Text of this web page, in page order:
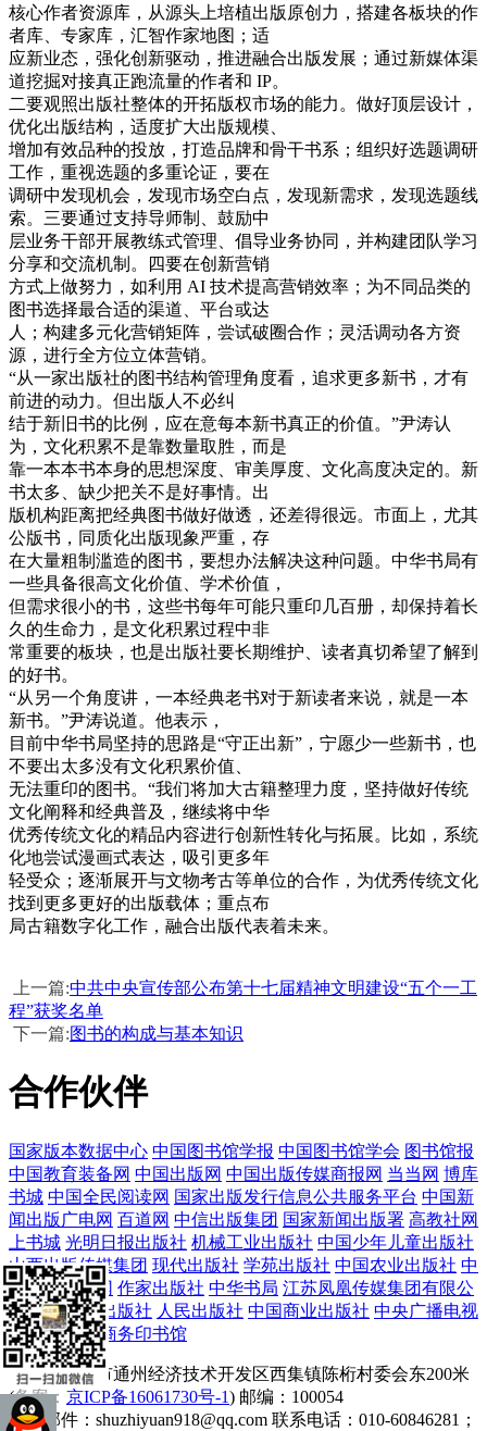
核心作者资源库，从源头上培植出版原创力，搭建各板块的作
者库、专家库，汇智作家地图；适
应新业态，强化创新驱动，推进融合出版发展；通过新媒体渠
道挖掘对接真正跑流量的作者和 IP。
二要观照出版社整体的开拓版权市场的能力。做好顶层设计，
优化出版结构，适度扩大出版规模、
增加有效品种的投放，打造品牌和骨干书系；组织好选题调研
工作，重视选题的多重论证，要在
调研中发现机会，发现市场空白点，发现新需求，发现选题线
索。三要通过支持导师制、鼓励中
层业务干部开展教练式管理、倡导业务协同，并构建团队学习
分享和交流机制。四要在创新营销
方式上做努力，如利用 AI 技术提高营销效率；为不同品类的
图书选择最合适的渠道、平台或达
人；构建多元化营销矩阵，尝试破圈合作；灵活调动各方资
源，进行全方位立体营销。
“从一家出版社的图书结构管理角度看，追求更多新书，才有
前进的动力。但出版人不必纠
结于新旧书的比例，应在意每本新书真正的价值。”尹涛认
为，文化积累不是靠数量取胜，而是
靠一本本书本身的思想深度、审美厚度、文化高度决定的。新
书太多、缺少把关不是好事情。出
版机构距离把经典图书做好做透，还差得很远。市面上，尤其
公版书，同质化出版现象严重，存
在大量粗制滥造的图书，要想办法解决这种问题。中华书局有
一些具备很高文化价值、学术价值，
但需求很小的书，这些书每年可能只重印几百册，却保持着长
久的生命力，是文化积累过程中非
常重要的板块，也是出版社要长期维护、读者真切希望了解到
的好书。
“从另一个角度讲，一本经典老书对于新读者来说，就是一本
新书。”尹涛说道。他表示，
目前中华书局坚持的思路是“守正出新”，宁愿少一些新书，也
不要出太多没有文化积累价值、
无法重印的图书。“我们将加大古籍整理力度，坚持做好传统
文化阐释和经典普及，继续将中华
优秀传统文化的精品内容进行创新性转化与拓展。比如，系统
化地尝试漫画式表达，吸引更多年
轻受众；逐渐展开与文物考古等单位的合作，为优秀传统文化
找到更多更好的出版载体；重点布
局古籍数字化工作，融合出版代表着未来。
上一篇:中共中央宣传部公布第十七届精神文明建设“五个一工
程”获奖名单
下一篇:图书的构成与基本知识
合作伙伴
国家版本数据中心 中国图书馆学报 中国图书馆学会 图书馆报
中国教育装备网 中国出版网 中国出版传媒商报网 当当网 博库
书城 中国全民阅读网 国家出版发行信息公共服务平台 中国新
闻出版广电网 百道网 中信出版集团 国家新闻出版署 高教社网
上书城 光明日报出版社 机械工业出版社 中国少年儿童出版社
山西出版传媒集团 现代出版社 学苑出版社 中国农业出版社 中
国政府采购网 作家出版社 中华书局 江苏凤凰传媒集团有限公
司 长江文艺出版社 人民出版社 中国商业出版社 中央广播电视
大学出版社 商务印书馆
地址：北京市通州经济技术开发区西集镇陈桁村委会东200米
(备案： 京ICP备16061730号-1) 邮编：100054
电子邮件：shuzhiyuan918@qq.com 联系电话：010-60846281；